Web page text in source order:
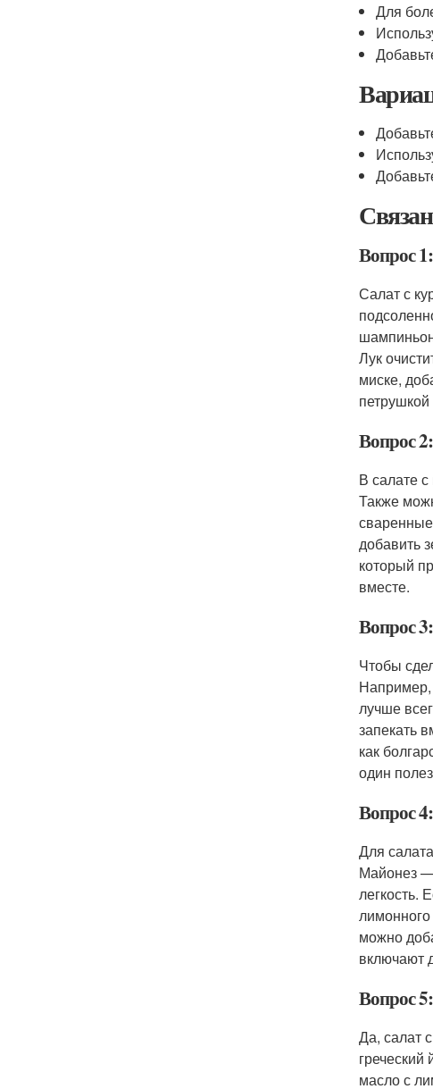
Для
Вопрос
Салат с
Лук
миске,
Вопрос
В салате
Также
добавить
который
вместе.
Вопрос
Чтобы
Например,
лучше
запекать
как
один
Вопрос
Для
Майонез —
легкость.
можно
включают
Вопрос
Да, салат
масло с